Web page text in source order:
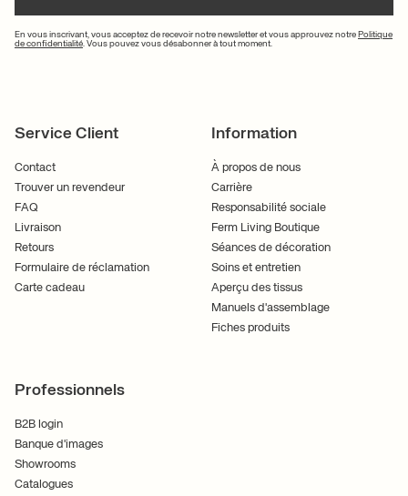
En vous inscrivant, vous acceptez de recevoir notre newsletter et vous approuvez notre Politique
de confidentialité . Vous pouvez vous désabonner à tout moment.
Service Client
Contact
Trouver un revendeur
FAQ
Livraison
Retours
Formulaire de réclamation
Carte cadeau
Information
À propos de nous
Carrière
Responsabilité sociale
Ferm Living Boutique
Séances de décoration
Soins et entretien
Aperçu des tissus
Manuels d'assemblage
Fiches produits
Professionnels
B2B login
Banque d'images
Showrooms
Catalogues